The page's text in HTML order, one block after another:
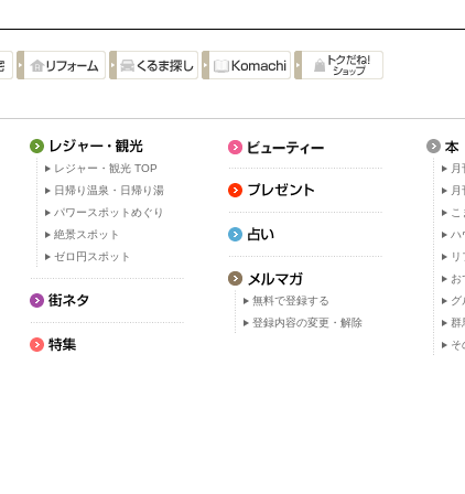
レジャー・観光 TOP
日帰り温泉・日帰り湯
パワースポットめぐり
絶景スポット
ゼロ円スポット
無料で登録する
登録内容の変更・解除
月
ハ
お
グ
群
そ